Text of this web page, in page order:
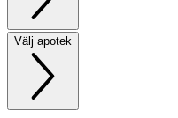
Välj apotek